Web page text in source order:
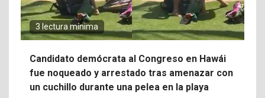
3 lectura mínima
Candidato demócrata al Congreso en Hawái
fue noqueado y arrestado tras amenazar con
un cuchillo durante una pelea en la playa